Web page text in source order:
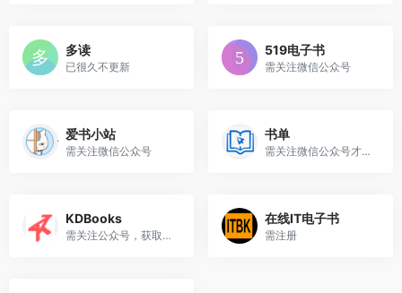
多读
已很久不更新
519电子书
需关注微信公众号
爱书小站
需关注微信公众号
书单
需关注微信公众号才能下载
KDBooks
需关注公众号，获取验证码
在线IT电子书
需注册